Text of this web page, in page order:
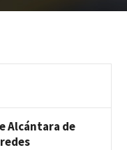
Alcántara de